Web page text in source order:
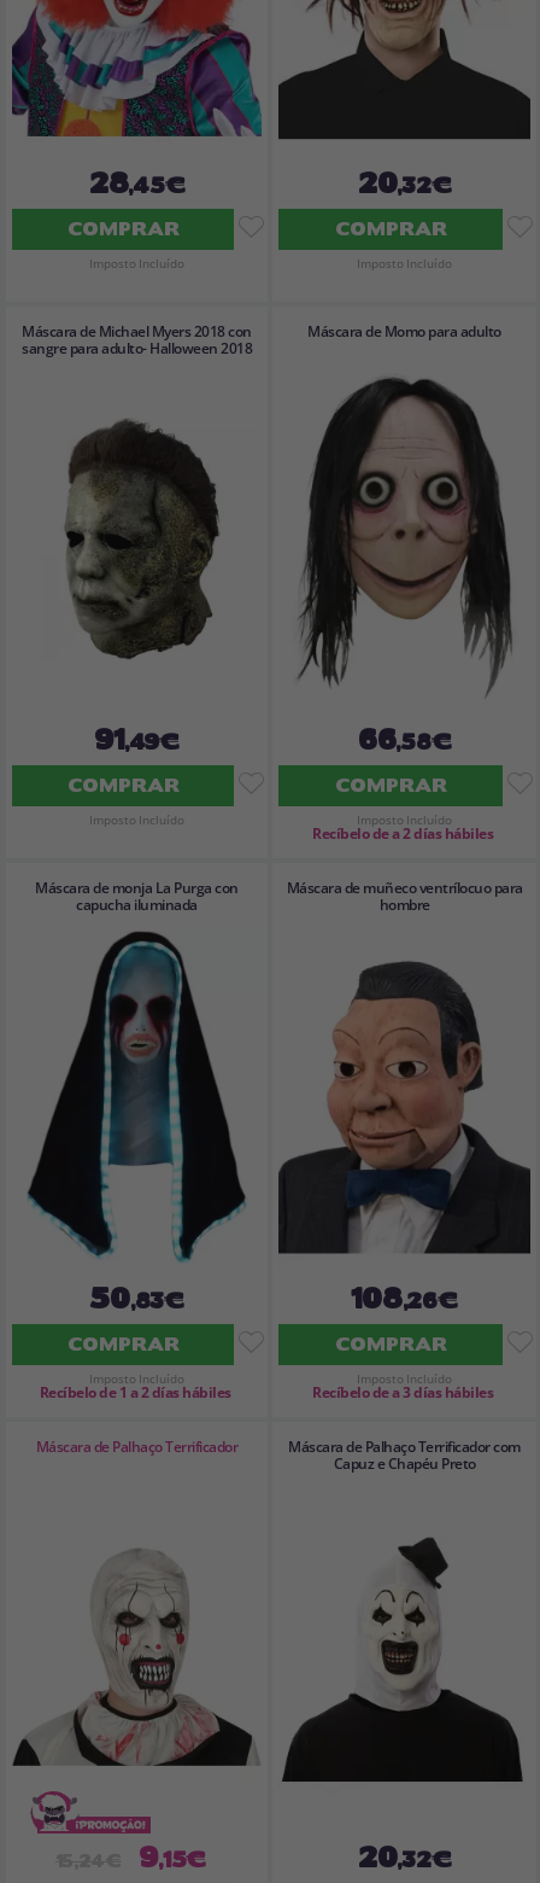
28,45€
COMPRAR
Imposto Incluído
20,32€
COMPRAR
Imposto Incluído
Máscara de Michael Myers 2018 con
sangre para adulto- Halloween 2018
91,49€
COMPRAR
Imposto Incluído
Máscara de Momo para adulto
66,58€
COMPRAR
Imposto Incluído
Recíbelo de a 2 días hábiles
Máscara de monja La Purga con
capucha iluminada
50,83€
COMPRAR
Imposto Incluído
Recíbelo de 1 a 2 días hábiles
Máscara de muñeco ventrílocuo para
hombre
108,26€
COMPRAR
Imposto Incluído
Recíbelo de a 3 días hábiles
Máscara de Palhaço Terrificador
9,15€
Máscara de Palhaço Terrificador com
Capuz e Chapéu Preto
20,32€